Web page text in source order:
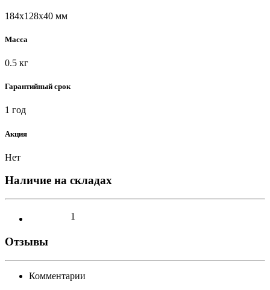
184х128х40 мм
Масса
0.5 кг
Гарантийный срок
1 год
Акция
Нет
Наличие на складах
1
Отзывы
Комментарии